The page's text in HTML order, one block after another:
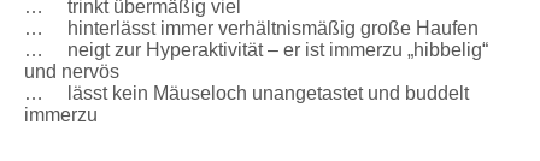
… trinkt übermäßig viel
… hinterlässt immer verhältnismäßig große Haufen
… neigt zur Hyperaktivität – er ist immerzu „hibbelig“
und nervös
… lässt kein Mäuseloch unangetastet und buddelt
immerzu